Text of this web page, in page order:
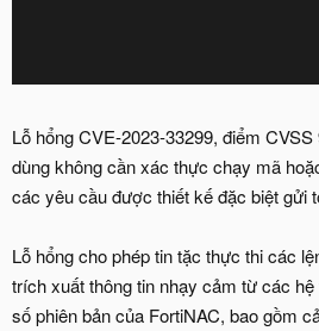
Lỗ hổng CVE-2023-33299, điểm
dùng không cần xác thực chạy mã
các yêu cầu được thiết kế đặc biệt gửi
Lỗ hổng cho phép tin tặc thực thi các
trích xuất thông tin nhạy cảm từ các
số phiên bản của FortiNAC, bao gồm